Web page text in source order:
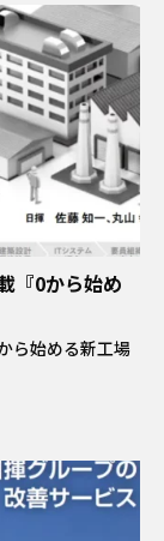
『0から始め
ら始める新工場